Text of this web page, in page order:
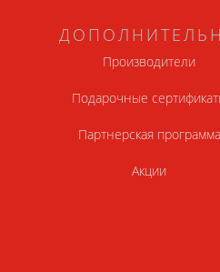
Производители
Подарочные
Партнерская программа
Акции